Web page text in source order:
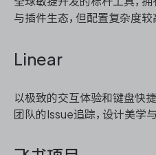
与插件生态，但配置复杂度较
Linear
以极致的交互体验和键盘快
团队的Issue追踪，设计美学